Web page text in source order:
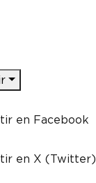
en Facebook
en X (Twitter)